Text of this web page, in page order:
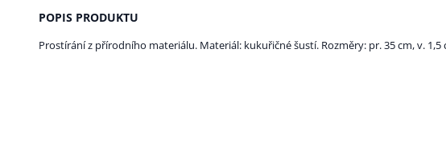
POPIS PRODUKTU
Prostírání z přírodního materiálu. Materiál: kukuřičné šustí. Rozměry: pr. 35 cm, v. 1,5